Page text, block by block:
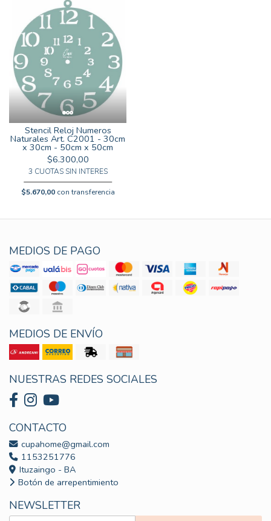
Stencil Reloj Numeros
Naturales Art. C2001 - 30cm
x 30cm - 50cm x 50cm
$6.300,00
3 CUOTAS SIN INTERES
$5.670,00con transferencia
MEDIOS DE PAGO
MEDIOS DE ENVÍO
NUESTRAS REDES SOCIALES
CONTACTO
cupahome@gmail.com
1153251776
Ituzaingo - BA
Botón de arrepentimiento
NEWSLETTER